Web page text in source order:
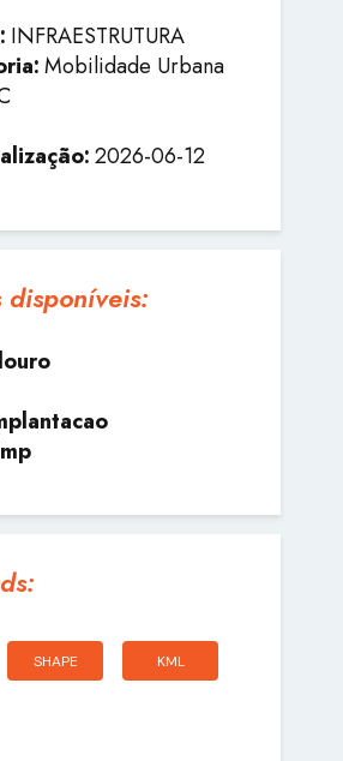
INFRAESTRUTURA
Mobilidade Urbana
2026-06-12
disponíveis:
SHAPE KML